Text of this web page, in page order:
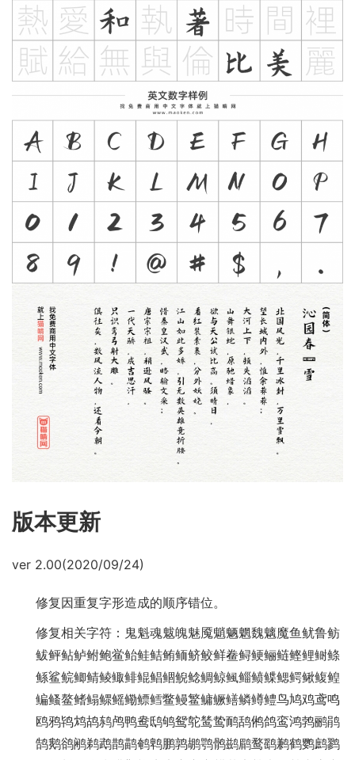
版本更新
ver 2.00(2020/09/24)
修复因重复字形造成的顺序错位。
修复相关字符：鬼魁魂魃魄魅魇魈魉魍魏魑魔鱼鱿鲁鲂
鲅鲆鲇鲈鲋鲍鲎鲐鲑鲒鲔鲕鲚鲛鲜鲞鲟鲠鲡鲢鲣鲤鲥鲦
鲧鲨鲩鲫鲭鲮鲰鲱鲲鲳鲴鲵鲶鲷鲸鲺鲻鲼鲽鳃鳄鳅鳆鳇
鳊鳋鳌鳍鳎鳏鳐鳓鳔鳕鳖鳗鳘鳙鳜鳝鳞鳟鳢鸟鸠鸡鸢鸣
鸥鸦鸨鸩鸪鸫鸬鸭鸯鸱鸲鸳鸵鸶鸷鸸鸹鸺鸽鸾鸿鹁鹂鹃
鹄鹅鹆鹇鹈鹉鹊鹋鹌鹎鹏鹑鹕鹗鹘鹚鹛鹜鹞鹣鹤鹦鹧鹨